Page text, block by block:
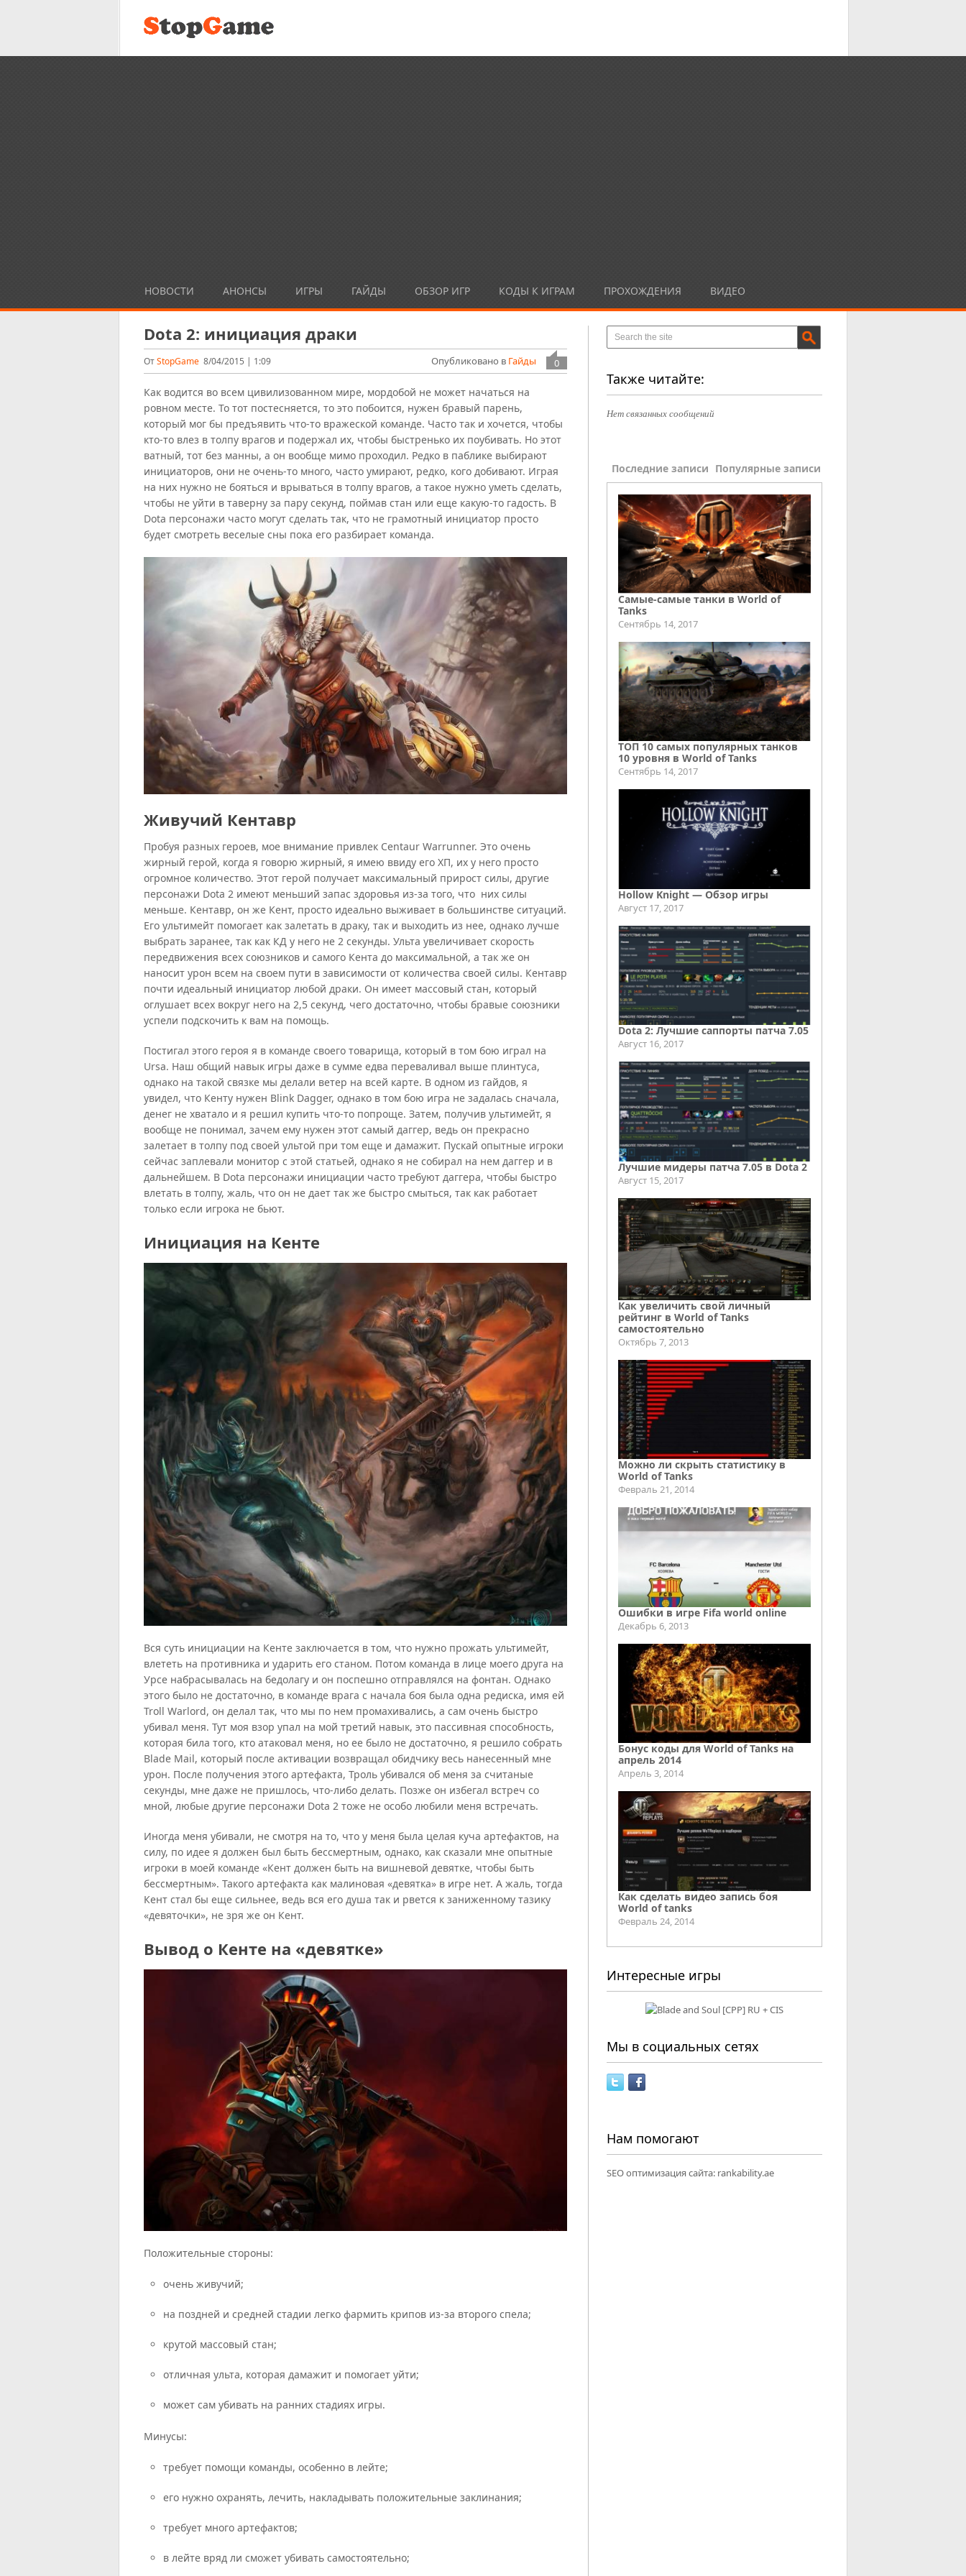
НОВОСТИ АНОНСЫ ИГРЫ ГАЙДЫ ОБЗОР ИГР КОДЫ К ИГРАМ ПРОХОЖДЕНИЯ ВИДЕО
Dota 2: инициация драки
ОтStopGame 8/04/2015 | 1:09 0
Опубликовано в Гайды
Как водится во всем цивилизованном мире, мордобой не может начаться на
ровном месте. То тот постесняется, то это побоится, нужен бравый парень,
который мог бы предъявить что-то вражеской команде. Часто так и хочется, чтобы
кто-то влез в толпу врагов и подержал их, чтобы быстренько их поубивать. Но этот
ватный, тот без манны, а он вообще мимо проходил. Редко в паблике выбирают
инициаторов, они не очень-то много, часто умирают, редко, кого добивают. Играя
на них нужно не бояться и врываться в толпу врагов, а такое нужно уметь сделать,
чтобы не уйти в таверну за пару секунд, поймав стан или еще какую-то гадость. В
Dota персонажи часто могут сделать так, что не грамотный инициатор просто
будет смотреть веселые сны пока его разбирает команда.
Живучий Кентавр
Пробуя разных героев, мое внимание привлек Centaur Warrunner. Это очень
жирный герой, когда я говорю жирный, я имею ввиду его ХП, их у него просто
огромное количество. Этот герой получает максимальный прирост силы, другие
персонажи Dota 2 имеют меньший запас здоровья из-за того, что них силы
меньше. Кентавр, он же Кент, просто идеально выживает в большинстве ситуаций.
Его ультимейт помогает как залетать в драку, так и выходить из нее, однако лучше
выбрать заранее, так как КД у него не 2 секунды. Ульта увеличивает скорость
передвижения всех союзников и самого Кента до максимальной, а так же он
наносит урон всем на своем пути в зависимости от количества своей силы. Кентавр
почти идеальный инициатор любой драки. Он имеет массовый стан, который
оглушает всех вокруг него на 2,5 секунд, чего достаточно, чтобы бравые союзники
успели подскочить к вам на помощь.
Постигал этого героя я в команде своего товарища, который в том бою играл на
Ursa. Наш общий навык игры даже в сумме едва переваливал выше плинтуса,
однако на такой связке мы делали ветер на всей карте. В одном из гайдов, я
увидел, что Кенту нужен Blink Dagger, однако в том бою игра не задалась сначала,
денег не хватало и я решил купить что-то попроще. Затем, получив ультимейт, я
вообще не понимал, зачем ему нужен этот самый даггер, ведь он прекрасно
залетает в толпу под своей ультой при том еще и дамажит. Пускай опытные игроки
сейчас заплевали монитор с этой статьей, однако я не собирал на нем даггер и в
дальнейшем. В Dota персонажи инициации часто требуют даггера, чтобы быстро
влетать в толпу, жаль, что он не дает так же быстро смыться, так как работает
только если игрока не бьют.
Инициация на Кенте
Вся суть инициации на Кенте заключается в том, что нужно прожать ультимейт,
влететь на противника и ударить его станом. Потом команда в лице моего друга на
Урсе набрасывалась на бедолагу и он поспешно отправлялся на фонтан. Однако
этого было не достаточно, в команде врага с начала боя была одна редиска, имя ей
Troll Warlord, он делал так, что мы по нем промахивались, а сам очень быстро
убивал меня. Тут моя взор упал на мой третий навык, это пассивная способность,
которая била того, кто атаковал меня, но ее было не достаточно, я решило собрать
Blade Mail, который после активации возвращал обидчику весь нанесенный мне
урон. После получения этого артефакта, Троль убивался об меня за считаные
секунды, мне даже не пришлось, что-либо делать. Позже он избегал встреч со
мной, любые другие персонажи Dota 2 тоже не особо любили меня встречать.
Иногда меня убивали, не смотря на то, что у меня была целая куча артефактов, на
силу, по идее я должен был быть бессмертным, однако, как сказали мне опытные
игроки в моей команде «Кент должен быть на вишневой девятке, чтобы быть
бессмертным». Такого артефакта как малиновая «девятка» в игре нет. А жаль, тогда
Кент стал бы еще сильнее, ведь вся его душа так и рвется к заниженному тазику
«девяточки», не зря же он Кент.
Вывод о Кенте на «девятке»
Положительные стороны:
очень живучий;
на поздней и средней стадии легко фармить крипов из-за второго спела;
крутой массовый стан;
отличная ульта, которая дамажит и помогает уйти;
может сам убивать на ранних стадиях игры.
Минусы:
требует помощи команды, особенно в лейте;
его нужно охранять, лечить, накладывать положительные заклинания;
требует много артефактов;
в лейте вряд ли сможет убивать самостоятельно;
Также читайте:
Нет связанных сообщений
Последние записи Популярные записи
Самые-самые танки в World of
Tanks
Сентябрь 14, 2017
ТОП 10 самых популярных танков
10 уровня в World of Tanks
Сентябрь 14, 2017
Hollow Knight — Обзор игры
Август 17, 2017
Dota 2: Лучшие саппорты патча 7.05
Август 16, 2017
Лучшие мидеры патча 7.05 в Dota 2
Август 15, 2017
Как увеличить свой личный
рейтинг в World of Tanks
самостоятельно
Октябрь 7, 2013
Можно ли скрыть статистику в
World of Tanks
Февраль 21, 2014
Ошибки в игре Fifa world online
Декабрь 6, 2013
Бонус коды для World of Tanks на
апрель 2014
Апрель 3, 2014
Как сделать видео запись боя
World of tanks
Февраль 24, 2014
Интересные игры
Мы в социальных сетях
Нам помогают
SEO оптимизация сайта: rankability.ae